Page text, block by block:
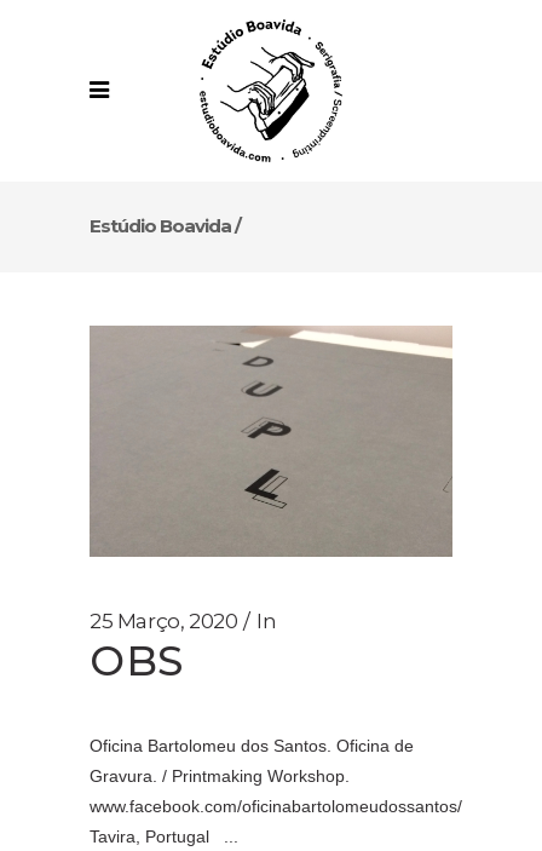
Estúdio Boavida/
25 Março, 2020 In
OBS
Oficina Bartolomeu dos Santos. Oficina de
Gravura. / Printmaking Workshop.
www.facebook.com/oficinabartolomeudossantos/
Tavira, Portugal ...